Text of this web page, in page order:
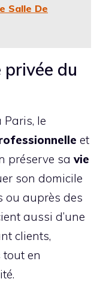
Salle De
du
le
et
préserve sa vie
son domicile
ou auprès des
aussi d’une
clients,
en